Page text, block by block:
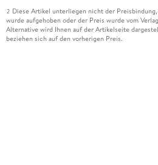
2 Diese Artikel unterliegen nicht der
wurde aufgehoben oder der Preis wurde vom
Alternative wird Ihnen auf der Artikelseite
beziehen sich auf den vorherigen Preis.